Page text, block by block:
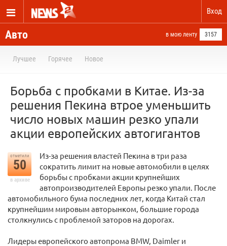
Вход
Авто в мою ленту 3157
Лучшее Горячее Новое
Борьба с пробками в Китае. Из-за
решения Пекина втрое уменьшить
число новых машин резко упали
акции европейских автогигантов
отметили
50
в архиве
Из-за решения властей Пекина в три раза
сократить лимит на новые автомобили в целях
борьбы с пробками акции крупнейших
автопроизводителей Европы резко упали. После
автомобильного бума последних лет, когда Китай стал
крупнейшим мировым авторынком, большие города
столкнулись с проблемой заторов на дорогах.
Лидеры европейского автопрома BMW, Daimler и